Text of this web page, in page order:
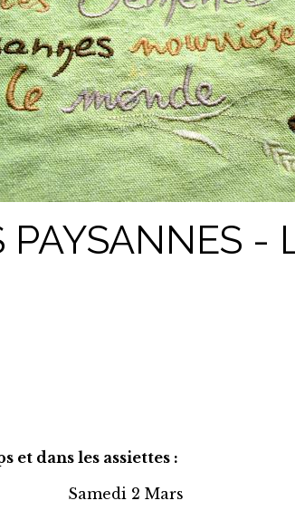
PAYSANNES -
et dans les assiettes :
Samedi 2 Mars